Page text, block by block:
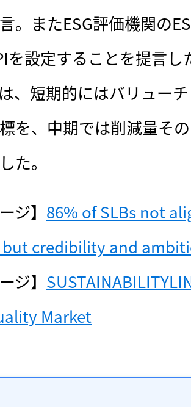
。またESG評価機関の
を設定することを提言し
、短期的にはバリュー
を、中期では削減量そ
た。
ジ】 86% of SLBs not
but credibility and
ジ】
Market